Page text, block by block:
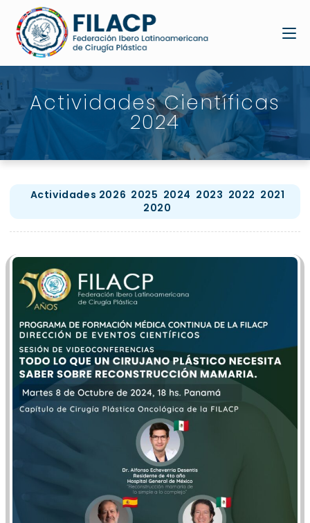
Actividades Científicas
2024
Actividades 2026 2025 2024 2023 2022 2021
2020